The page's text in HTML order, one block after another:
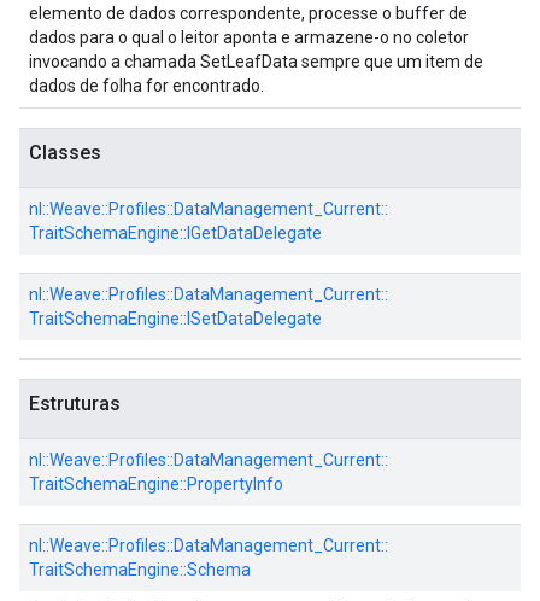
elemento de dados correspondente, processe o buffer de
dados para o qual o leitor aponta e armazene-o no coletor
invocando a chamada SetLeafData sempre que um item de
dados de folha for encontrado.
Classes
nl::Weave::Profiles::DataManagement_Current::
TraitSchemaEngine:: IGetDataDelegate
nl::Weave::Profiles::DataManagement_Current::
TraitSchemaEngine:: ISetDataDelegate
Estruturas
nl::Weave::Profiles::DataManagement_Current::
TraitSchemaEngine::PropertyInfo
nl::Weave::Profiles::DataManagement_Current::
TraitSchemaEngine::Schema